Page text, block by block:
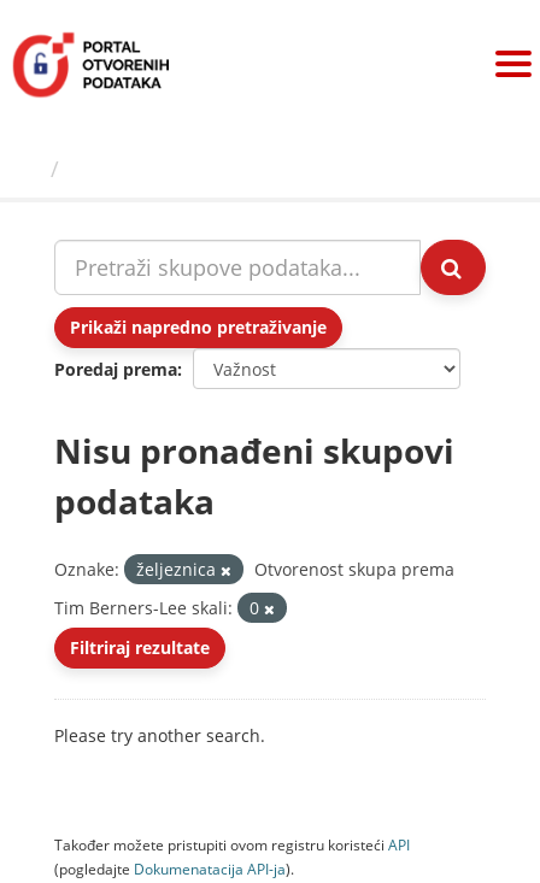
sadržaj
Prikaži napredno pretraživanje
Poredaj prema
Nisu pronađeni skupovi
podataka
Oznake: željeznica
Otvorenost skupa prema
Tim Berners-Lee skali:
0
Filtriraj rezultate
Please try another search.
Također možete pristupiti ovom registru koristeći API
(pogledajte Dokumenаtаcijа API-jа).